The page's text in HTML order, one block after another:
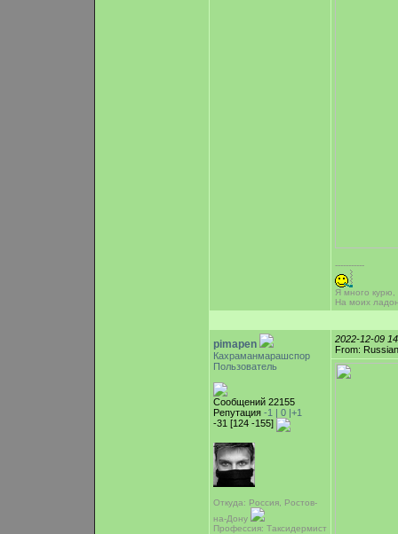
-----------
Я много курю,
На моих
pimapen
Кахраманмарашспор
Пользователь
Сообщений 22155
Репутация -1 | 0 |+1
-31 [124 -155]
Откуда: Россия, Ростов-
на-Дону
Профессия: Таксидермист
2022-12-09
From: